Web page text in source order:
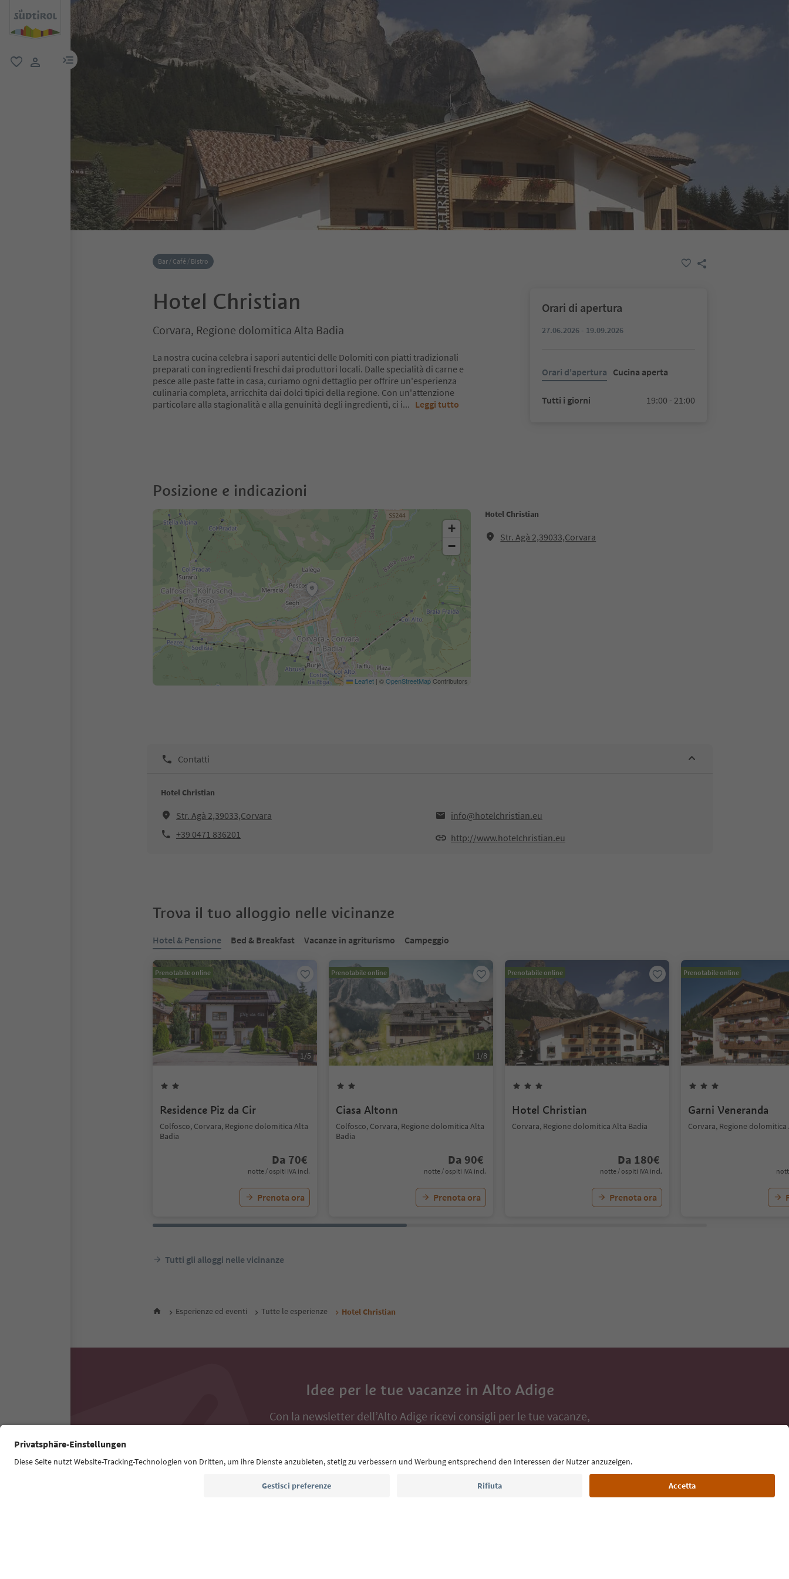
menu link
Bar / Café / Bistro
Hotel Christian
Corvara, Regione dolomitica Alta Badia
La nostra cucina celebra i sapori autentici delle Dolomiti con piatti tradizionali
preparati con ingredienti freschi dai produttori locali. Dalle specialità di carne e
pesce alle paste fatte in casa, curiamo ogni dettaglio per offrire un'esperienza
culinaria completa, arricchita dai dolci tipici della regione. Con un'attenzione
particolare alla stagionalità e alla genuinità degli ingredienti, ci i... Leggi tutto
Orari di apertura
27.06.2026 - 19.09.2026
Orari d'apertura Cucina aperta
Tutti i giorni 19:00 - 21:00
Posizione e indicazioni
Hotel Christian
Str. Agà 2,39033,Corvara
+
−
Leaflet | ©OpenStreetMapContributors
Contatti
Hotel Christian
Str. Agà 2,39033,Corvara
info@hotelchristian.eu
+39 0471 836201
http://www.hotelchristian.eu
Trova il tuo alloggio nelle vicinanze
Hotel & Pensione Bed & Breakfast Vacanze in agriturismo Campeggio
Prenotabile online
1/5
Residence Piz da Cir
Colfosco, Corvara, Regione dolomitica Alta
Badia
Da 70€
notte / ospiti IVA incl.
Prenota ora
Prenotabile online
1/8
Ciasa Altonn
Colfosco, Corvara, Regione dolomitica Alta
Badia
Da 90€
notte / ospiti IVA incl.
Prenota ora
Prenotabile online
Hotel Christian
Corvara, Regione dolomitica Alta Badia
Da 180€
notte / ospiti IVA incl.
Prenota ora
Prenotabile online
Garni Veneranda
Corvara, Regione dolomitica
Tutti gli alloggi nelle vicinanze
Esperienze ed eventi Tutte le esperienze Hotel Christian
Idee per le tue vacanze in Alto Adige
Con la newsletter dell’Alto Adige ricevi consigli per le tue vacanze,